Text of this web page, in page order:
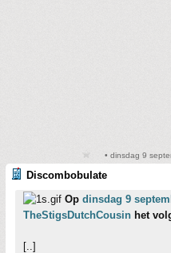
• dinsdag 9
Discombobulate
Op dinsdag 9
TheStigsDutchCousin het
[..]